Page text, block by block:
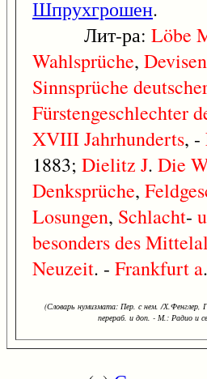
Шпрухгрошен.
Лит-ра: Löbe
Wahlsprüche, Devisen
Sinnsprüche
Fürstengeschlechter
XVIIIJahrhunderts, -
1883; Dielitz J. Die
Denksprüche,
Losungen, Schlacht-
besondersdes
Neuzeit. - Frankfurt a.
(Словарь нумизмата: Пер. с нем. /Х.Фенглер,
перераб. и доп. - М.: Радио и